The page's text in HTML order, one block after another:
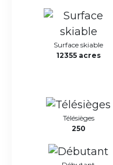
Surface skiable
12355 acres
Télésièges
250